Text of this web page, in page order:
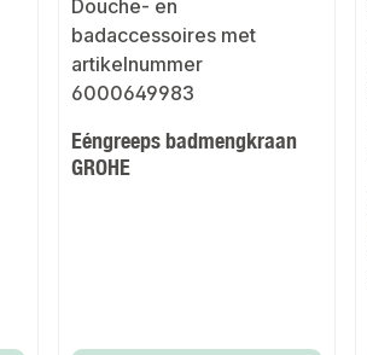
Eéngreeps badmengkraan
GROHE